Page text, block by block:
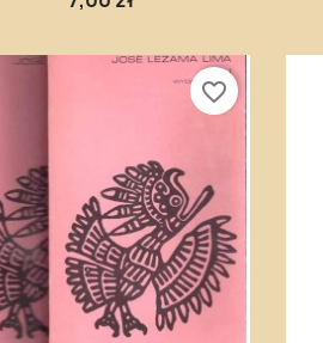
favorite_border